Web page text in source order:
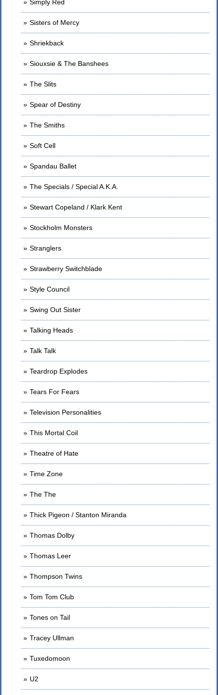
Simply Red
Sisters of Mercy
Shriekback
Siouxsie & The Banshees
The Slits
Spear of Destiny
The Smiths
Soft Cell
Spandau Ballet
The Specials / Special A.K.A.
Stewart Copeland / Klark Kent
Stockholm Monsters
Stranglers
Strawberry Switchblade
Style Council
Swing Out Sister
Talking Heads
Talk Talk
Teardrop Explodes
Tears For Fears
Television Personalities
This Mortal Coil
Theatre of Hate
Time Zone
The The
Thick Pigeon / Stanton Miranda
Thomas Dolby
Thomas Leer
Thompson Twins
Tom Tom Club
Tones on Tail
Tracey Ullman
Tuxedomoon
U2